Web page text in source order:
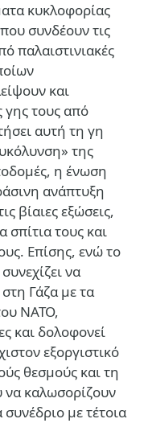
κυκλοφορίας
συνδέουν τις
παλαιστινιακές
και
γης τους από
αυτή τη γη
της
η ένωση
ανάπτυξη
βίαιες εξώσεις,
σπίτια τους και
Επίσης, ενώ το
να
Γάζα με τα
ΝΑΤΟ,
και δολοφονεί
εξοργιστικό
θεσμούς και τη
καλωσορίζουν
με τέτοια